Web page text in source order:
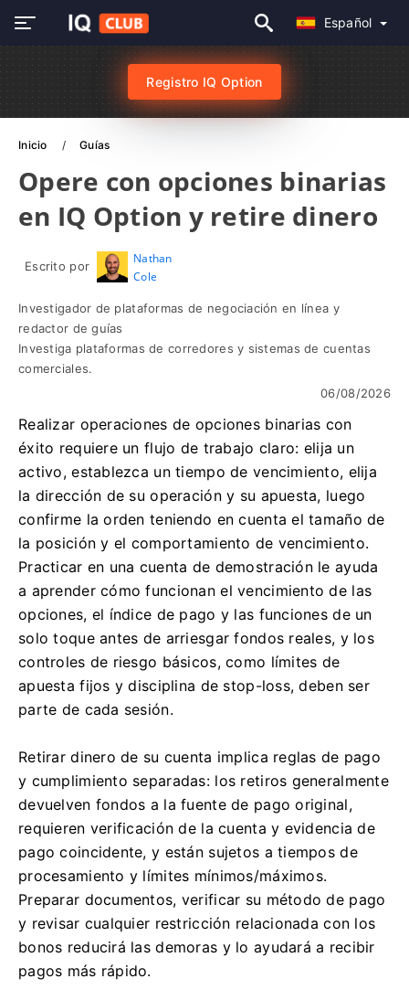
Español
Registro IQ Option
Inicio Guías
Opere con opciones binarias
en IQ Option y retire dinero
Escrito por
Nathan
Cole
Investigador de plataformas de negociación en línea y
redactor de guías
Investiga plataformas de corredores y sistemas de cuentas
comerciales.
06/08/2026
Realizar operaciones de opciones binarias con
éxito requiere un flujo de trabajo claro: elija un
activo, establezca un tiempo de vencimiento, elija
la dirección de su operación y su apuesta, luego
confirme la orden teniendo en cuenta el tamaño de
la posición y el comportamiento de vencimiento.
Practicar en una cuenta de demostración le ayuda
a aprender cómo funcionan el vencimiento de las
opciones, el índice de pago y las funciones de un
solo toque antes de arriesgar fondos reales, y los
controles de riesgo básicos, como límites de
apuesta fijos y disciplina de stop-loss, deben ser
parte de cada sesión.
Retirar dinero de su cuenta implica reglas de pago
y cumplimiento separadas: los retiros generalmente
devuelven fondos a la fuente de pago original,
requieren verificación de la cuenta y evidencia de
pago coincidente, y están sujetos a tiempos de
procesamiento y límites mínimos/máximos.
Preparar documentos, verificar su método de pago
y revisar cualquier restricción relacionada con los
bonos reducirá las demoras y lo ayudará a recibir
pagos más rápido.